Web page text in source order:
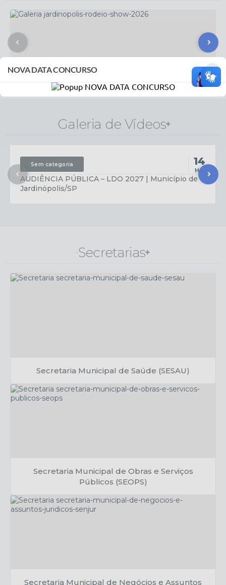
JUL
Jardinópolis Rodeio Show 2026
59/jardinopolis-rodeio-show-reune-mais-de-15-mil-pessoas-e-
Galeria de Vídeos
Sem categoria 14
MAI
AUDIÊNCIA PÚBLICA – LDO 2027 | Município de
Jardinópolis/SP
Secretarias
Secretaria Municipal de Saúde (SESAU)
Secretaria Municipal de Obras e Serviços
Públicos (SEOPS)
Secretaria Municipal de Negócios e Assuntos
×
NOVA DATA CONCURSO